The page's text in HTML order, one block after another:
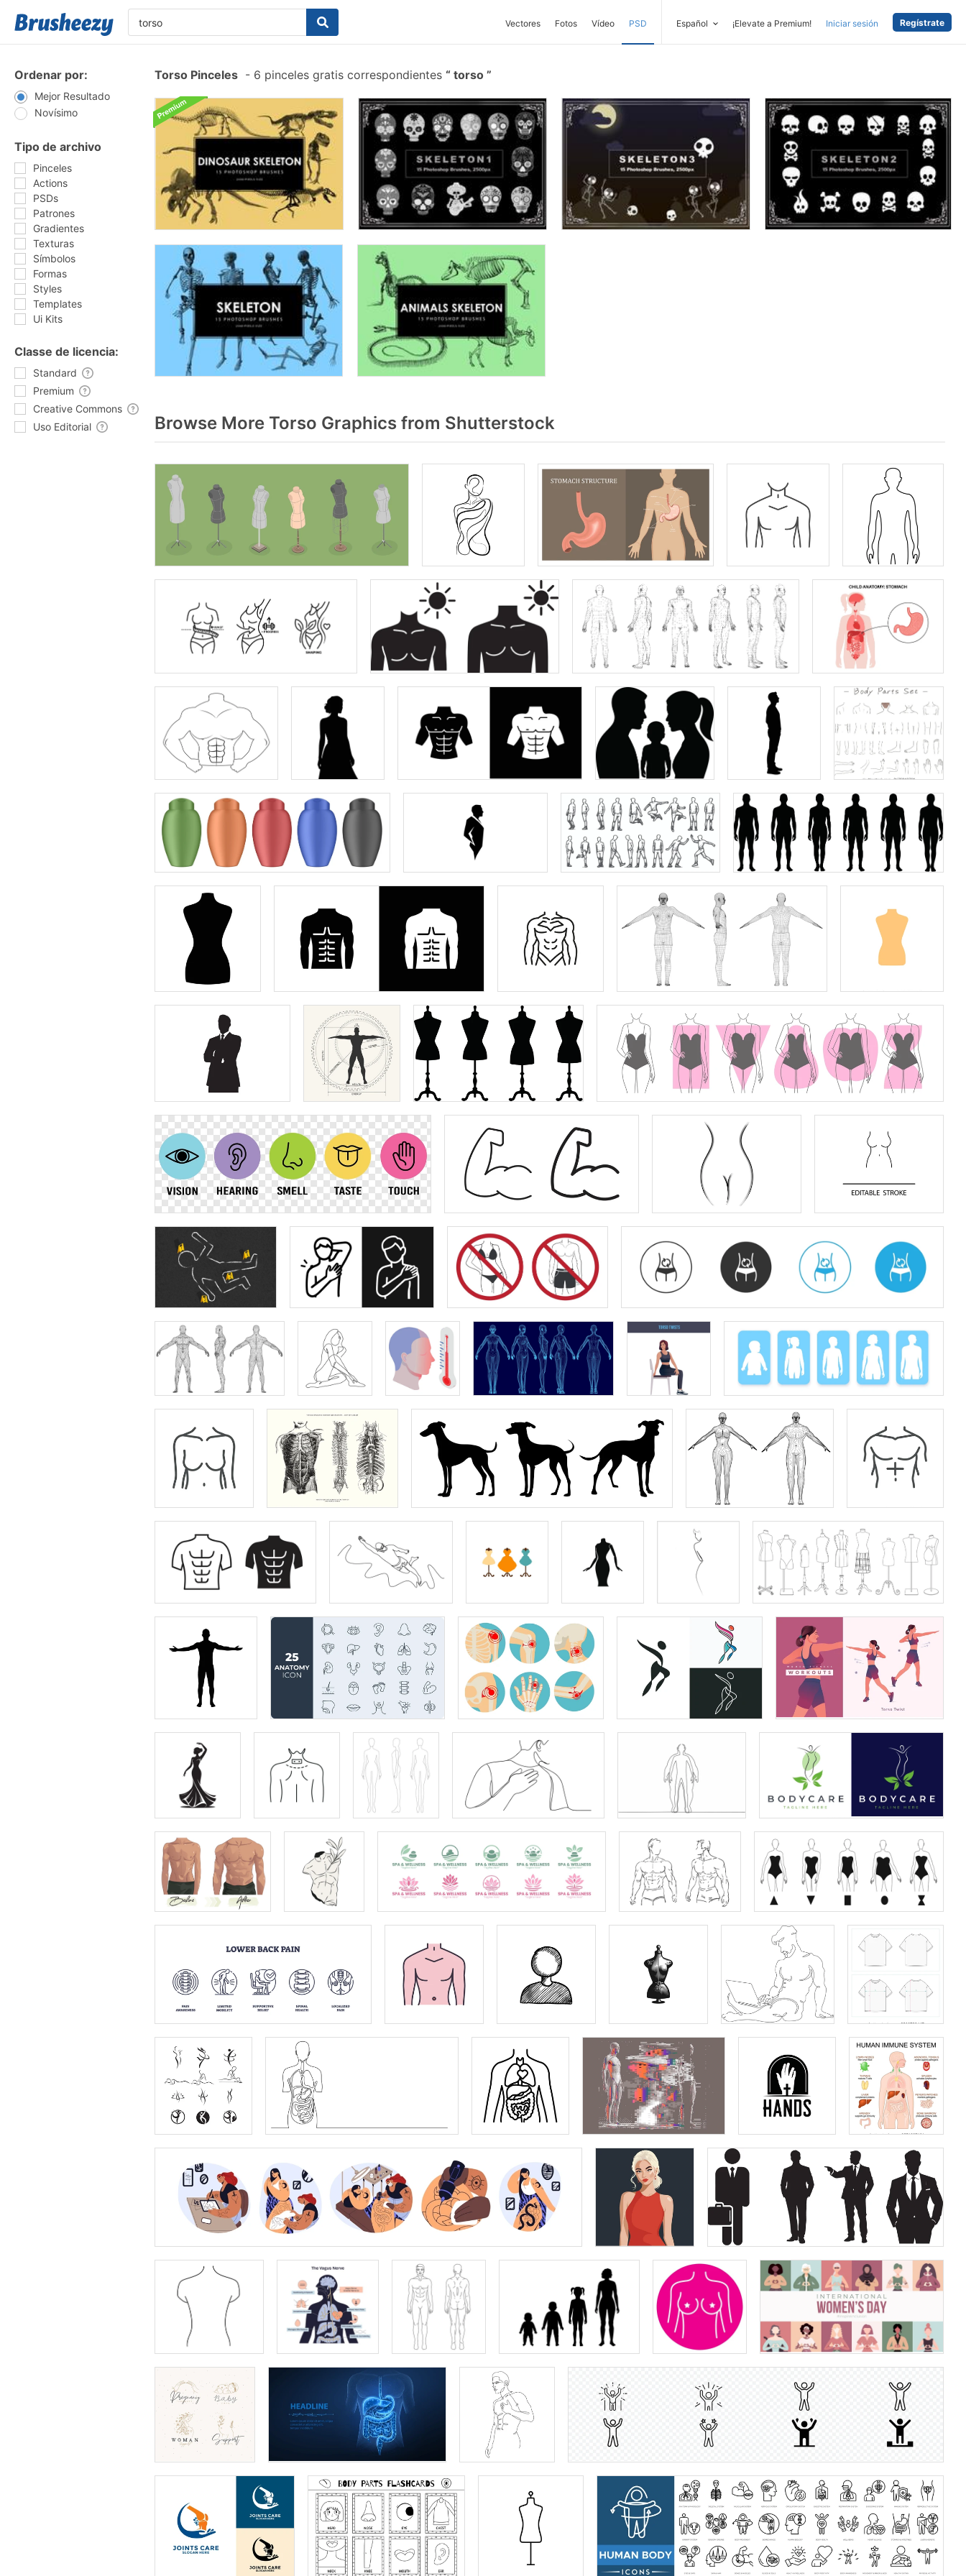
Vectores Fotos Vídeo PSD Español ¡Elevate a Premium! Iniciar sesión Regístrate
Ordenar por:
Mejor Resultado
Novísimo
Tipo de archivo
Pinceles
Actions
PSDs
Patrones
Gradientes
Texturas
Símbolos
Formas
Styles
Templates
Ui Kits
Classe de licencia:
Standard
Premium
Creative Commons
Uso Editorial
Torso Pinceles - 6 pinceles gratis correspondientes torso
Browse More Torso Graphics from Shutterstock